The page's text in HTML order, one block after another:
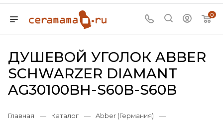
0
ДУШЕВОЙ УГОЛОК ABBER
SCHWARZER DIAMANT
AG30100BH-S60B-S60B
Главная — Каталог — Abber (Германия)
—